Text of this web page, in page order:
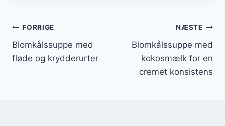
Indlægsnavigation
FORRIGE
Blomkålssuppe med
fløde og krydderurter
NÆSTE
Blomkålssuppe med
kokosmælk for en
cremet konsistens